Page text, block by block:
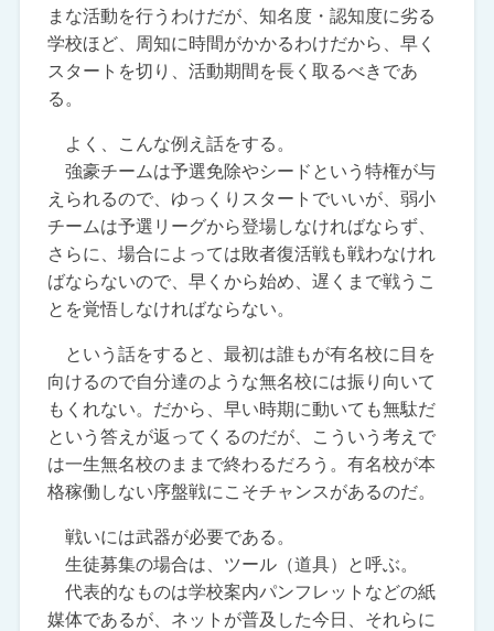
まな活動を行うわけだが、知名度・認知度に劣る
学校ほど、周知に時間がかかるわけだから、早く
スタートを切り、活動期間を長く取るべきであ
る。
よく、こんな例え話をする。
強豪チームは予選免除やシードという特権が与
えられるので、ゆっくりスタートでいいが、弱小
チームは予選リーグから登場しなければならず、
さらに、場合によっては敗者復活戦も戦わなけれ
ばならないので、早くから始め、遅くまで戦うこ
とを覚悟しなければならない。
という話をすると、最初は誰もが有名校に目を
向けるので自分達のような無名校には振り向いて
もくれない。だから、早い時期に動いても無駄だ
という答えが返ってくるのだが、こういう考えで
は一生無名校のままで終わるだろう。有名校が本
格稼働しない序盤戦にこそチャンスがあるのだ。
戦いには武器が必要である。
生徒募集の場合は、ツール（道具）と呼ぶ。
代表的なものは学校案内パンフレットなどの紙
媒体であるが、ネットが普及した今日、それらに